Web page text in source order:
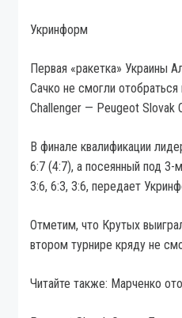
Укринформ
Первая «ракетка» Украины
Сачко не смогли
Challenger — Peugeot Slovak
В финале квалификации
6:7 (4:7), а посеянный под
3:6, 6:3, 3:6, передает
Отметим, что Крутых
втором турнире кряду не
Читайте также: Марченко